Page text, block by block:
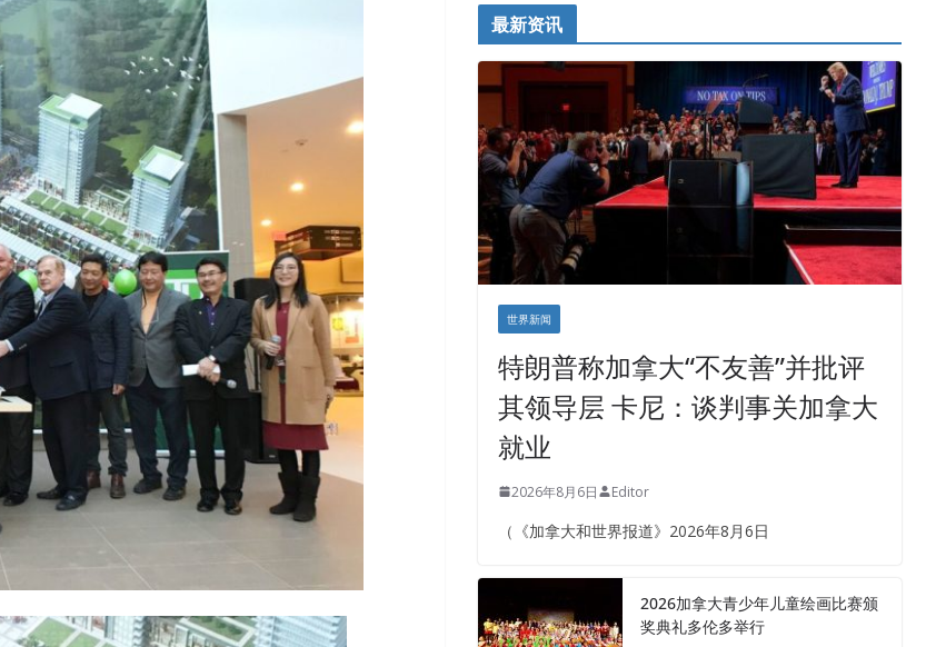
最新资讯
世界新闻
特朗普称加拿大“不友善”并批评
其领导层 卡尼：谈判事关加拿大
就业
2026年8月6日 Editor
（《加拿大和世界报道》2026年8月6日
2026加拿大青少年儿童绘画比赛颁
奖典礼多伦多举行